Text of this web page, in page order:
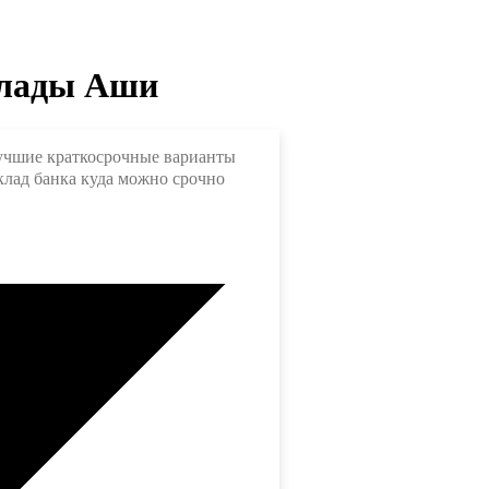
Аши
краткосрочные варианты
банка куда можно срочно